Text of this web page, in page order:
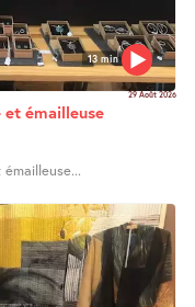
13 min
29 Août 2026
émailleuse